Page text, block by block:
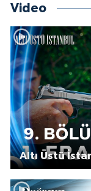
Video
Altı Üstü